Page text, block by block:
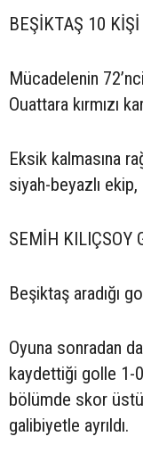
BEŞİKTAŞ 10
Mücadelenin
Ouattara kırmızı
Eksik kalmasına
siyah-beyazlı ekip,
SEMİH KILIÇSOY
Beşiktaş aradığı
Oyuna sonradan
kaydettiği golle 1-
bölümde skor
galibiyetle ayrıldı.